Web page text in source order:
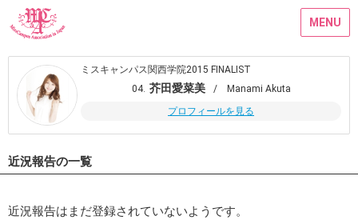
MENU
ミスキャンパス関西学院2015 FINALIST
04. 芥田愛菜美
/ Manami Akuta
プロフィールを見る
近況報告の一覧
近況報告はまだ登録されていないようです。